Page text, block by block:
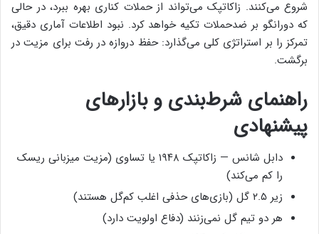
شروع می‌کنند. زاکاتپک می‌تواند از حملات کناری بهره ببرد، در حالی
که دورانگو بر ضدحملات تکیه خواهد کرد. نبود اطلاعات آماری دقیق،
تمرکز را بر استراتژی کلی می‌گذارد: حفظ دروازه در رفت برای مزیت در
برگشت.
راهنمای شرط‌بندی و بازارهای
پیشنهادی
دابل شانس — زاکاتپک ۱۹۴۸ یا تساوی (مزیت میزبانی ریسک
را کم می‌کند)
زیر ۲.۵ گل (بازی‌های حذفی اغلب کم‌گل هستند)
هر دو تیم گل نمی‌زنند (دفاع اولویت دارد)